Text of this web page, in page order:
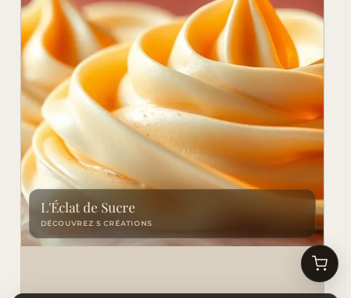
L'Éclat de Sucre
DÉCOUVREZ 5 CRÉATIONS